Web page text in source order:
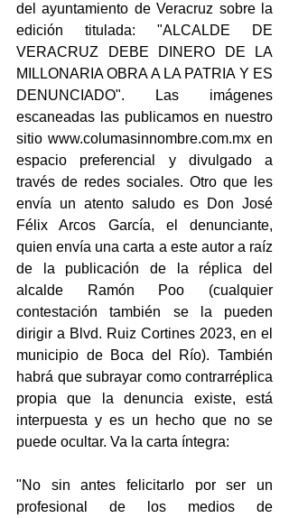
del ayuntamiento de Veracruz sobre la
edición titulada: "ALCALDE DE
VERACRUZ DEBE DINERO DE LA
MILLONARIA OBRA A LA PATRIA Y ES
DENUNCIADO". Las imágenes
escaneadas las publicamos en nuestro
sitio www.columasinnombre.com.mx en
espacio preferencial y divulgado a
través de redes sociales. Otro que les
envía un atento saludo es Don José
Félix Arcos García, el denunciante,
quien envía una carta a este autor a raíz
de la publicación de la réplica del
alcalde Ramón Poo (cualquier
contestación también se la pueden
dirigir a Blvd. Ruiz Cortines 2023, en el
municipio de Boca del Río). También
habrá que subrayar como contrarréplica
propia que la denuncia existe, está
interpuesta y es un hecho que no se
puede ocultar. Va la carta íntegra:
"No sin antes felicitarlo por ser un
profesional de los medios de